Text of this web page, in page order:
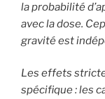
la probabilité
avec la dose.
gravité est
Les effets
spécifique : les